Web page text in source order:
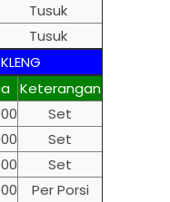
Tusuk
Tusuk
Keterangan
Set
Set
Set
Per Porsi